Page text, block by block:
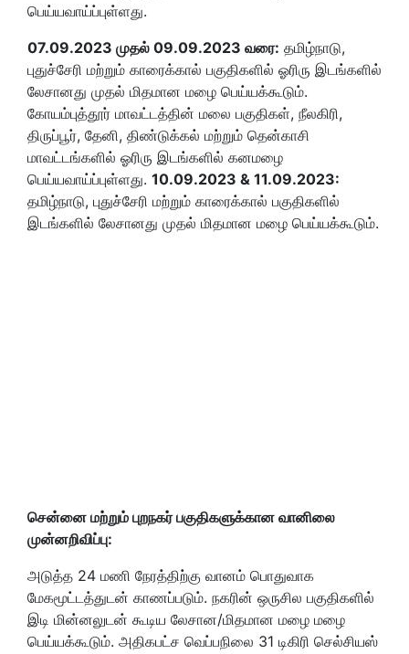
பெய்யவாய்ப்புள்ளது.
07.09.2023 முதல் 09.09.2023 வரை: தமிழ்நாடு,
புதுச்சேரி மற்றும் காரைக்கால் பகுதிகளில் ஓரிரு இடங்களில்
லேசானது முதல் மிதமான மழை பெய்யக்கூடும்.
கோயம்புத்தூர் மாவட்டத்தின் மலை பகுதிகள், நீலகிரி,
திருப்பூர், தேனி, திண்டுக்கல் மற்றும் தென்காசி
மாவட்டங்களில் ஓரிரு இடங்களில் கனமழை
பெய்யவாய்ப்புள்ளது. 10.09.2023 & 11.09.2023:
தமிழ்நாடு, புதுச்சேரி மற்றும் காரைக்கால் பகுதிகளில்
இடங்களில் லேசானது முதல் மிதமான மழை பெய்யக்கூடும்.
சென்னை மற்றும் புறநகர் பகுதிகளுக்கான வானிலை
முன்னறிவிப்பு:
அடுத்த 24 மணி நேரத்திற்கு வானம் பொதுவாக
மேகமூட்டத்துடன் காணப்படும். நகரின் ஒருசில பகுதிகளில்
இடி மின்னலுடன் கூடிய லேசான/மிதமான மழை மழை
பெய்யக்கூடும். அதிகபட்ச வெப்பநிலை 31 டிகிரி செல்சியஸ்